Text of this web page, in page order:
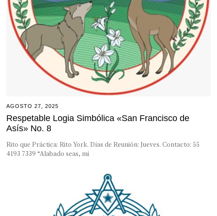
AGOSTO 27, 2025
Respetable Logia Simbólica «San Francisco de
Asís» No. 8
Rito que Práctica: Rito York. Días de Reunión: Jueves. Contacto: 55
4193 7339 “Alabado seas, mi